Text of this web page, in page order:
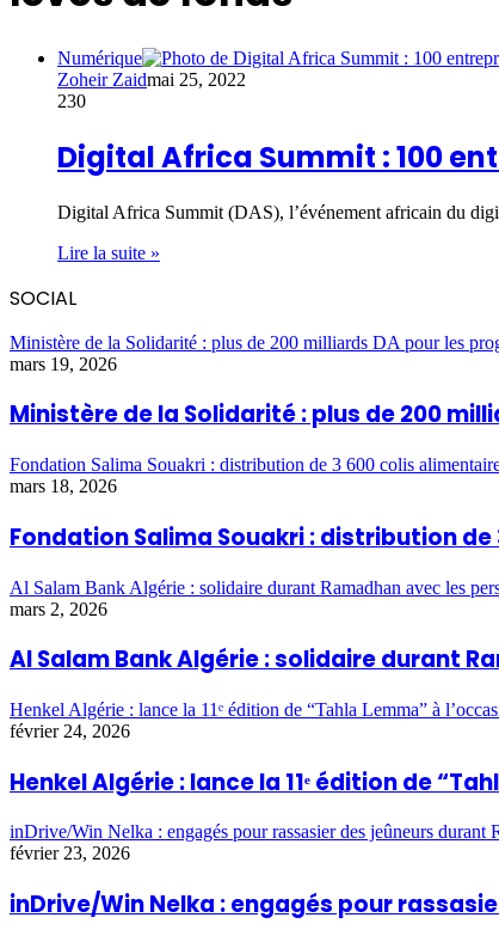
Numérique
Zoheir Zaidmai 25, 2022
230
Digital Africa Summit : 100
Digital Africa Summit (DAS), l’événement africain du
Lire la suite »
SOCIAL
Ministère de la Solidarité : plus de 200 milliards DA pour les
mars 19, 2026
Ministère de la Solidarité : plus de 200
Fondation Salima Souakri : distribution de 3 600 colis
mars 18, 2026
Fondation Salima Souakri : distribution
Al Salam Bank Algérie : solidaire durant Ramadhan avec les
mars 2, 2026
Al Salam Bank Algérie : solidaire durant
Henkel Algérie : lance la 11ᵉ édition de “Tahla Lemma” à
février 24, 2026
Henkel Algérie : lance la 11ᵉ édition de
inDrive/Win Nelka : engagés pour rassasier des jeûneurs durant
février 23, 2026
inDrive/Win Nelka : engagés pour